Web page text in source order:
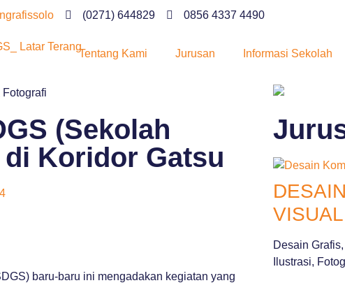
(0271) 644829 0856 4337 4490
Tentang Kami Jurusan Informasi Sekolah
(Sekolah
Koridor Gatsu
baru-baru ini mengadakan kegiatan yang
VISUAL
Desain
Ilustrasi,